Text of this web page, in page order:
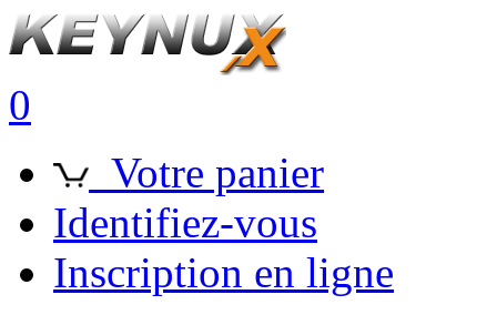
0
Votre panier
Identifiez-vous
Inscription en ligne